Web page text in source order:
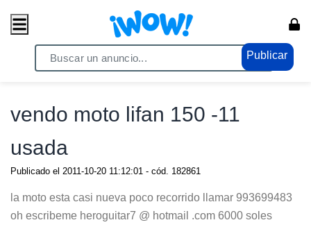
Publicar
/ Vehiculos / Motos
vendo moto lifan 150 -11
usada
Publicado el 2011-10-20 11:12:01 - cód. 182861
la moto esta casi nueva poco recorrido llamar 993699483
oh escribeme heroguitar7 @ hotmail .com 6000 soles